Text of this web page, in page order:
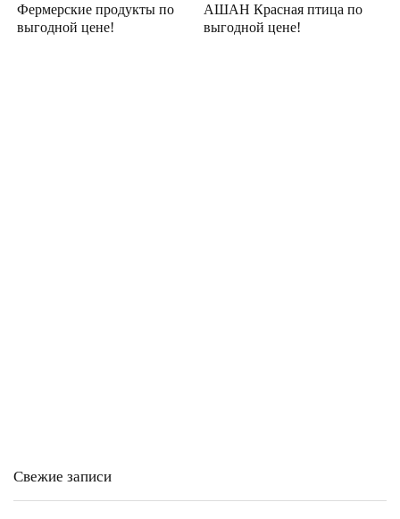
Фермерские продукты по
выгодной цене!
АШАН Красная птица по
выгодной цене!
Свежие записи